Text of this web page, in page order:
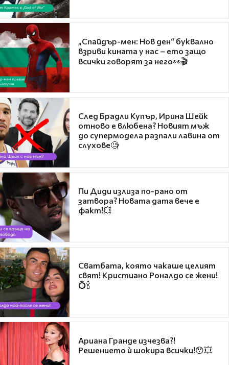
„Спайдър-мен: Нов ден“ буквално
взриви кината у нас – ето защо
всички говорят за него👀🎬
След Брадли Купър, Ирина Шейк
отново е влюбена? Новият мъж
до супермодела разпали лавина от
слухове🧐
Пи Диди излиза по-рано от
затвора? Новата дата вече е
факт!💥
Сватбата, която чакаше целият
свят! Кристиано Роналдо се жени!
💍🍾
Ариана Гранде изчезва?!
Решението ѝ шокира всички!😯💥